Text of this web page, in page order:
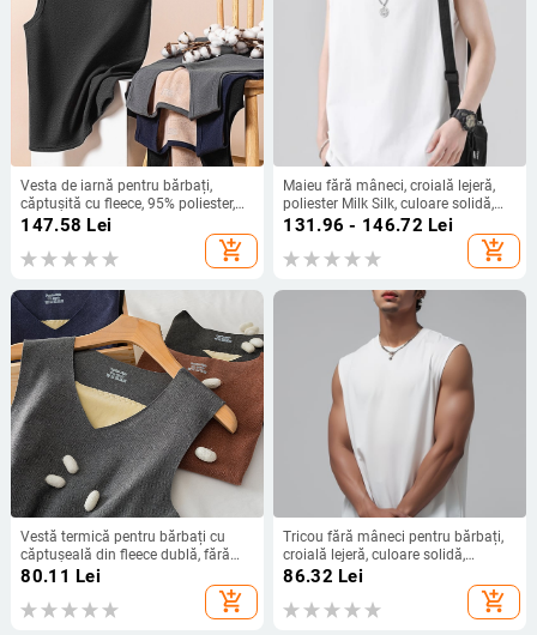
Vesta de iarnă pentru bărbați,
căptușită cu fleece, 95% poliester,
model solid
147.58 Lei
add_shopping_cart
Maieu fără mâneci, croială lejeră,
poliester Milk Silk, culoare solidă,
pentru adolescenți
131.96 - 146.72 Lei
add_shopping_cart
Vestă termică pentru bărbați cu
căptușeală din fleece dublă, fără
cusături, cu aplicații patch, pentru
80.11 Lei
add_shopping_cart
Tricou fără mâneci pentru bărbați,
croială lejeră, culoare solidă,
amestec poliester, vară 2026
86.32 Lei
add_shopping_cart